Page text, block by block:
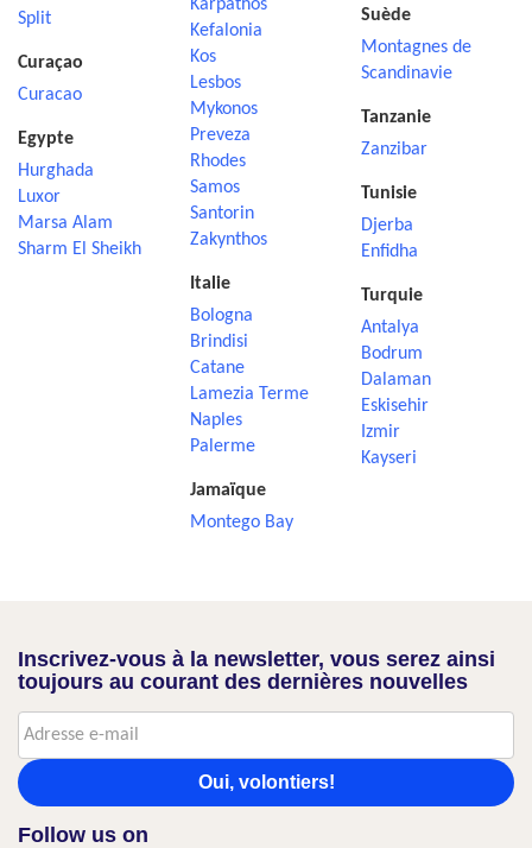
Split
Curaçao
Curacao
Egypte
Hurghada
Luxor
Marsa Alam
Sharm El Sheikh
Karpathos
Kefalonia
Kos
Lesbos
Mykonos
Preveza
Rhodes
Samos
Santorin
Zakynthos
Italie
Bologna
Brindisi
Catane
Lamezia Terme
Naples
Palerme
Jamaïque
Montego Bay
Suède
Montagnes de
Scandinavie
Tanzanie
Zanzibar
Tunisie
Djerba
Enfidha
Turquie
Antalya
Bodrum
Dalaman
Eskisehir
Izmir
Kayseri
Inscrivez-vous à la newsletter, vous serez ainsi
toujours au courant des dernières nouvelles
Oui, volontiers!
Follow us on